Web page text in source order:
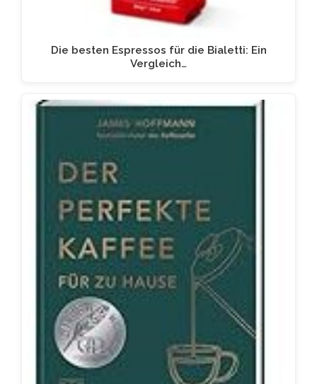
Die besten Espressos für die Bialetti: Ein
Vergleich…